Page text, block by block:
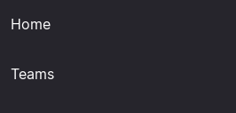
Home
Teams